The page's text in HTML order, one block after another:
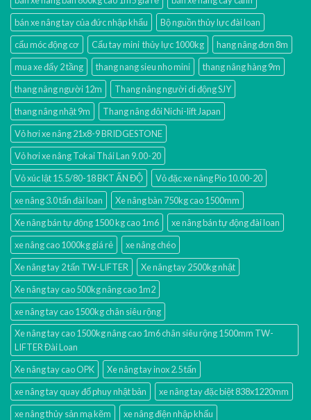
bán xe nâng tay của đức nhập khẩu
Bộ nguồn thủy lực đài loan
cẩu móc động cơ
Cẩu tay mini thủy lực 1000kg
hang nâng đơn 8m
mua xe đẩy 2 tầng
thang nang sieu nho mini
thang nâng hàng 9m
thang nâng người 12m
Thang nâng người di động SJY
thang nâng nhật 9m
Thang nâng đôi Nichi-lift Japan
Vỏ hơi xe nâng 21x8-9 BRIDGESTONE
Vỏ hơi xe nâng Tokai Thái Lan 9.00-20
Vỏ xúc lật 15.5/80-18 BKT ẤN ĐỘ
Vỏ đặc xe nâng Pio 10.00-20
xe nâng 3.0 tấn đài loan
Xe nâng bàn 750kg cao 1500mm
Xe nâng bán tự động 1500 kg cao 1m6
xe nâng bán tự động đài loan
xe nâng cao 1000kg giá rẻ
xe nâng chéo
Xe nâng tay 2 tấn TW-LIFTER
Xe nâng tay 2500kg nhật
Xe nâng tay cao 500kg nâng cao 1m2
xe nâng tay cao 1500kg chân siêu rộng
Xe nâng tay cao 1500kg nâng cao 1m6 chân siêu rộng 1500mm TW-
LIFTER Đài Loan
Xe nâng tay cao OPK
Xe nâng tay inox 2.5 tấn
xe nâng tay quay đổ phuy nhật bản
xe nâng tay đặc biệt 838x1220mm
xe nâng thủy sản mạ kẽm
xe nâng điện nhập khấu